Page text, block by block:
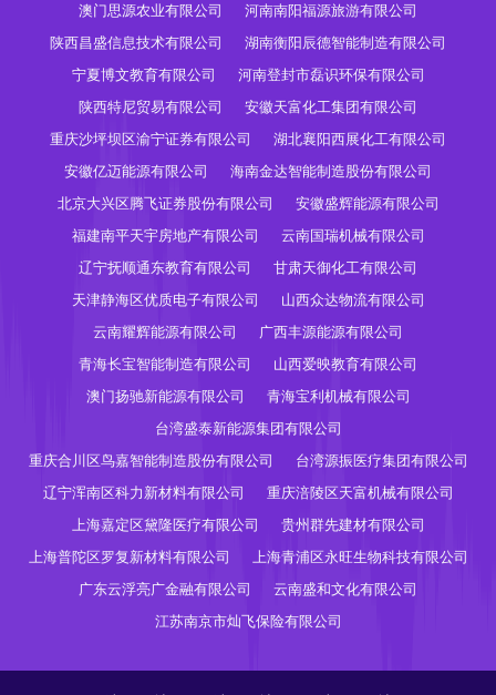
澳门思源农业有限公司
河南南阳福源旅游有限公司
陕西昌盛信息技术有限公司
湖南衡阳辰德智能制造有限公司
宁夏博文教育有限公司
河南登封市磊识环保有限公司
陕西特尼贸易有限公司
安徽天富化工集团有限公司
重庆沙坪坝区渝宁证券有限公司
湖北襄阳西展化工有限公司
安徽亿迈能源有限公司
海南金达智能制造股份有限公司
北京大兴区腾飞证券股份有限公司
安徽盛辉能源有限公司
福建南平天宇房地产有限公司
云南国瑞机械有限公司
辽宁抚顺通东教育有限公司
甘肃天御化工有限公司
天津静海区优质电子有限公司
山西众达物流有限公司
云南耀辉能源有限公司
广西丰源能源有限公司
青海长宝智能制造有限公司
山西爱映教育有限公司
澳门扬驰新能源有限公司
青海宝利机械有限公司
台湾盛泰新能源集团有限公司
重庆合川区鸟嘉智能制造股份有限公司
台湾源振医疗集团有限公司
辽宁浑南区科力新材料有限公司
重庆涪陵区天富机械有限公司
上海嘉定区黛隆医疗有限公司
贵州群先建材有限公司
上海普陀区罗复新材料有限公司
上海青浦区永旺生物科技有限公司
广东云浮亮广金融有限公司
云南盛和文化有限公司
江苏南京市灿飞保险有限公司